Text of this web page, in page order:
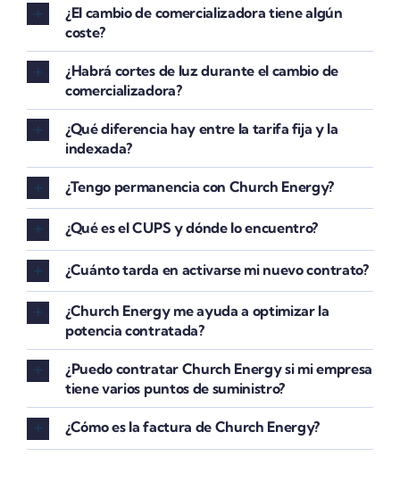
¿El cambio de comercializadora tiene algún
coste?
¿Habrá cortes de luz durante el cambio de
comercializadora?
¿Qué diferencia hay entre la tarifa fija y la
indexada?
¿Tengo permanencia con Church Energy?
¿Qué es el CUPS y dónde lo encuentro?
¿Cuánto tarda en activarse mi nuevo contrato?
¿Church Energy me ayuda a optimizar la
potencia contratada?
¿Puedo contratar Church Energy si mi empresa
tiene varios puntos de suministro?
¿Cómo es la factura de Church Energy?